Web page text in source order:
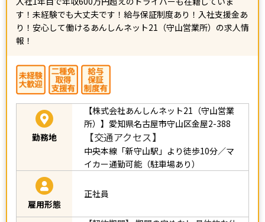
入社1年目で年収600万円超えのドライバーも在籍していま
す！未経験でも大丈夫です！給与保証制度あり！入社支援金あ
り！安心して働けるあんしんネット21（守山営業所）の求人情
報！
勤務地
【株式会社あんしんネット21（守山営業
所）】愛知県名古屋市守山区金屋2-388
【交通アクセス】
中央本線「新守山駅」より徒歩10分／マ
イカー通勤可能（駐車場あり）
雇用形態
正社員